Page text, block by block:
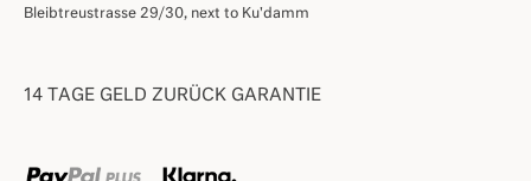
Bleibtreustrasse 29/30, next to Ku'damm
14 TAGE GELD ZURÜCK GARANTIE